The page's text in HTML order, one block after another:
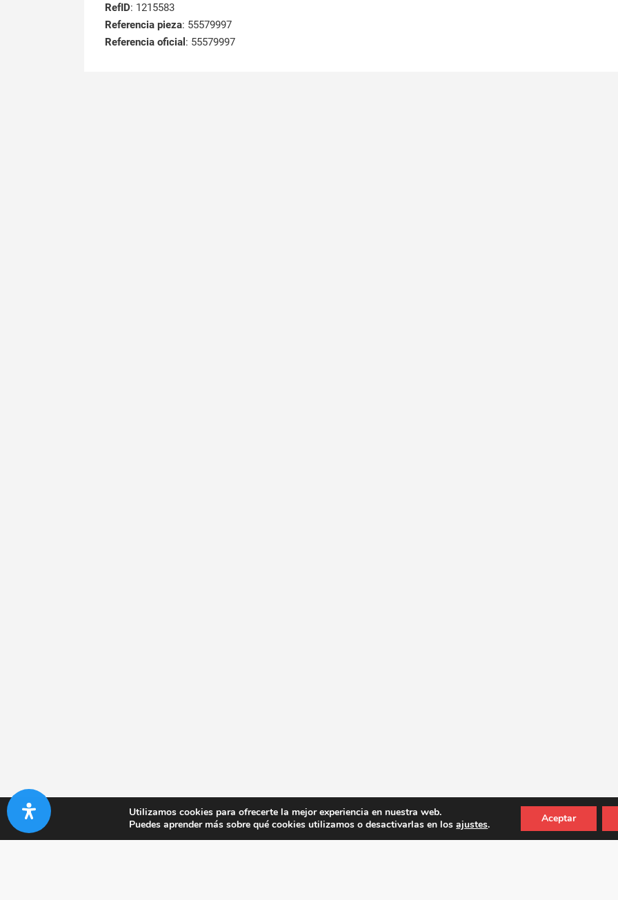
RefID: 1215583
Referencia pieza: 55579997
Referencia oficial : 55579997
Utilizamos cookies para ofrecerte la mejor experiencia en nuestra web.
Puedes aprender más sobre qué cookies utilizamos o desactivarlas en losajustes. Aceptar